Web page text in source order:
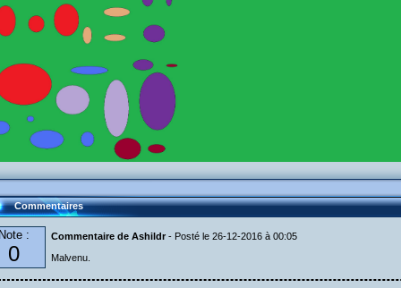
Commentaires
Note :
0
Commentaire de Ashildr - Posté le 26-12-2016 à 00:05
Malvenu.